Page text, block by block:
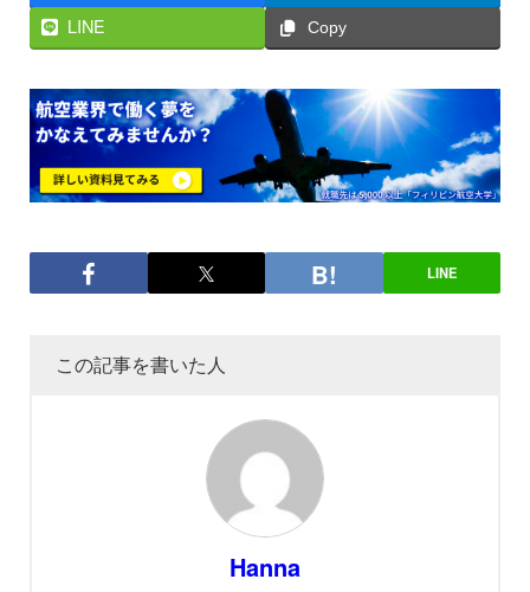
LINE
Copy
LINE
この記事を書いた人
Hanna